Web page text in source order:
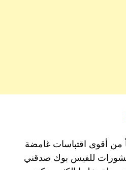
من أقوى اقتباسات غامضة
للفيس بوك صدقني